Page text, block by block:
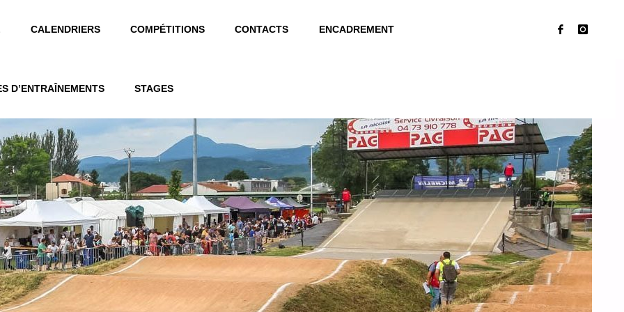
CALENDRIERS COMPÉTITIONS CONTACTS ENCADREMENT
D’ENTRAÎNEMENTS STAGES